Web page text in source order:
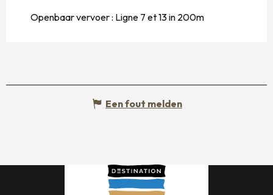
Openbaar vervoer : Ligne 7 et 13 in 200m
Een fout melden